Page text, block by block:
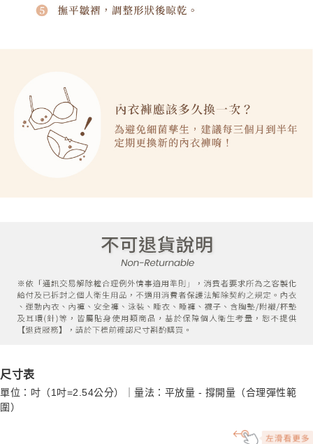
尺寸表
單位：吋（1吋=2.54公分）｜量法：平放量 - 撐開量（合理彈性範
圍）